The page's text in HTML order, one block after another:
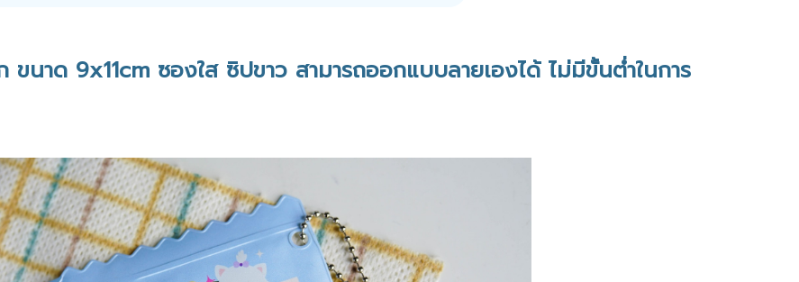
ขนาด 9x11cm ซองใส ซิปขาว สามารถออกแบบลายเองได้ ไม่มีขั้นต่ำในการ